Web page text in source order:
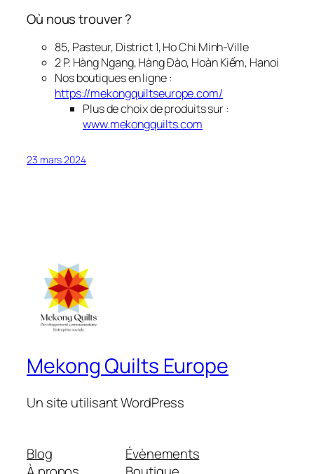
Où nous trouver ?
85, Pasteur, District 1, Ho Chi Minh-Ville
2 P. Hàng Ngang, Hàng Đào, Hoàn Kiếm, Hanoi
Nos boutiques en ligne :
https://mekongquiltseurope.com/
Plus de choix de produits sur :
www.mekongquilts.com
23 mars 2024
Mekong Quilts Europe
Un site utilisant WordPress
Blog
Évènements